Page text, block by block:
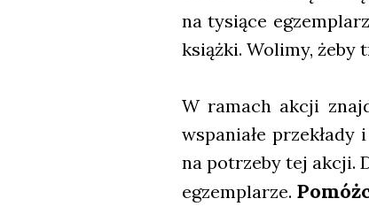
na tysią­ce
książ­ki. Woli­my, żeby
W ramach akcji
wspa­nia­łe
na potrze­by tej akcji.
egzem­pla­rze.